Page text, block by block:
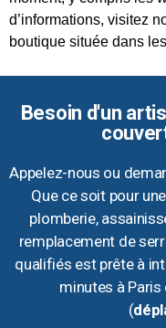
d’informations, visitez
boutique située dans
Besoin d'un
Appelez-nous ou
Que ce soit pour
plomberie,
remplacement de
qualifiés est prête à
minutes à Paris
(